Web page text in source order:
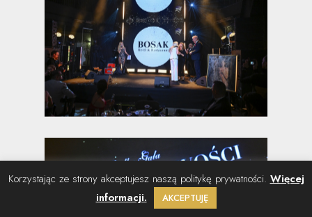
Korzystając ze strony akceptujesz naszą politykę prywatności. Więcej
informacji.
AKCEPTUJĘ